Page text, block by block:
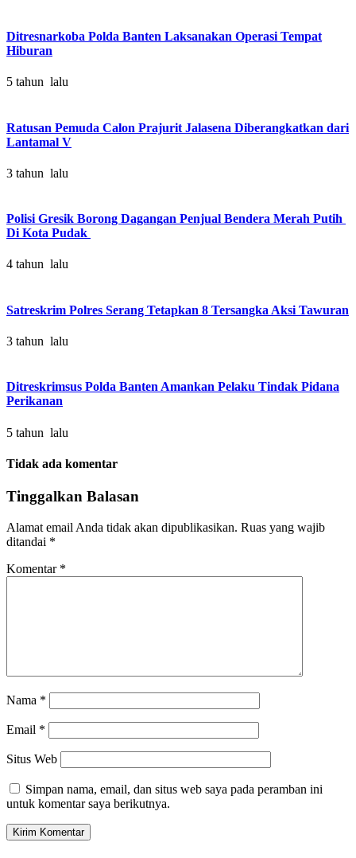
Ditresnarkoba Polda Banten Laksanakan Operasi Tempat
Hiburan
5 tahun lalu
Ratusan Pemuda Calon Prajurit Jalasena Diberangkatkan dari
Lantamal V
3 tahun lalu
Polisi Gresik Borong Dagangan Penjual Bendera Merah Putih
Di Kota Pudak
4 tahun lalu
Satreskrim Polres Serang Tetapkan 8 Tersangka Aksi Tawuran
3 tahun lalu
Ditreskrimsus Polda Banten Amankan Pelaku Tindak Pidana
Perikanan
5 tahun lalu
Tidak ada komentar
Tinggalkan Balasan
Alamat email Anda tidak akan dipublikasikan. Ruas yang wajib
ditandai *
Komentar *
Nama *
Email *
Situs Web
Simpan nama, email, dan situs web saya pada peramban ini
untuk komentar saya berikutnya.